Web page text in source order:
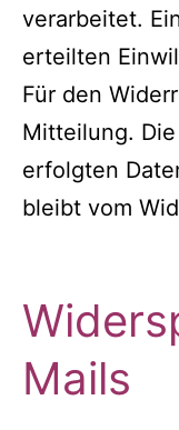
verarbeitet.
erteilten
Für den
Mitteilung.
erfolgten
bleibt vom
Mails